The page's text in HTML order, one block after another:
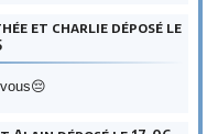
et charlie déposé le